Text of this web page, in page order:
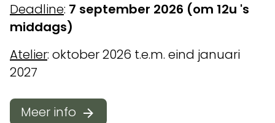
Deadline: 7 september 2026 (om 12u 's
middags)
Atelier: oktober 2026 t.e.m. eind januari
2027
Meer info